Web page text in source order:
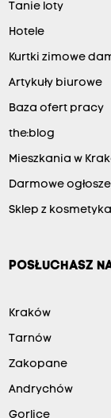
Tanie loty
Hotele
Kurtki zimowe
Artykuły biurowe
Baza ofert pracy
the:blog
Mieszkania w
Darmowe
Sklep z
POSŁUCHASZ
Kraków
Tarnów
Zakopane
Andrychów
Gorlice